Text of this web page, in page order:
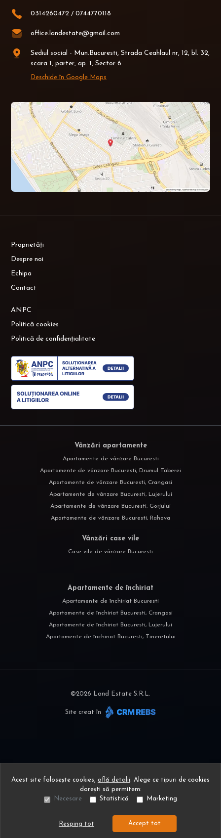
0314260472 / 0744770118
office.landestate@gmail.com
Sediul social - Mun.Bucuresti, Strada Ceahlaul nr, 12, bl. 32,
scara 1, parter, ap. 1, Sector 6.
Deschide în Google Maps
Proprietăți
Despre noi
Echipa
Contact
ANPC
Politică cookies
Politică de confidențialitate
Vânzări apartamente
Apartamente de vânzare Bucuresti
Apartamente de vânzare Bucuresti, Drumul Taberei
Apartamente de vânzare Bucuresti, Crangasi
Apartamente de vânzare Bucuresti, Lujerului
Apartamente de vânzare Bucuresti, Gorjului
Apartamente de vânzare Bucuresti, Rahova
Vânzări case vile
Case vile de vânzare Bucuresti
Apartamente de închiriat
Apartamente de închiriat Bucuresti
Apartamente de închiriat Bucuresti, Crangasi
Apartamente de închiriat Bucuresti, Lujerului
Apartamente de închiriat Bucuresti, Tineretului
©2026 Land Estate S.R.L.
Site creat în
Acest site folosește cookies, află detalii. Alege ce tipuri de cookies
dorești să permitem:
Necesare
Statistică Marketing
Resping tot Accept tot